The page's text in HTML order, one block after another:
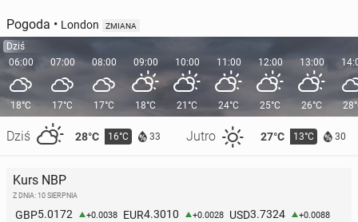
Pogoda • London ZMIANA
Dziś
06:00
18°C
Dziś 28°C 16°C 33 Jutro 27°C 13°C 30
07:00
17°C
08:00
17°C
09:00
18°C
10:00
21°C
11:00
24°C
12:00
25°C
13:00
26°C
Kurs NBP
Z DNIA: 10 SIERPNIA
GBP5.0172 +0.0038 EUR4.3010 +0.0028 USD3.7324 +0.0088